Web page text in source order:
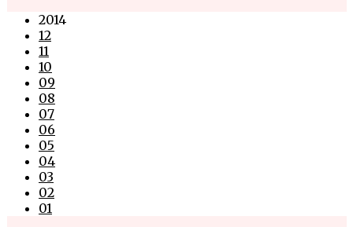
2014
12
11
10
09
08
07
06
05
04
03
02
01